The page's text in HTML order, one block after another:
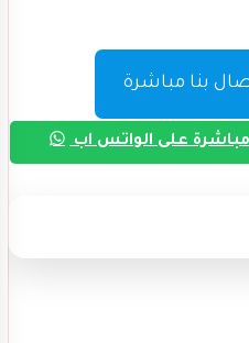
بنا مباشرة
على الواتس اب